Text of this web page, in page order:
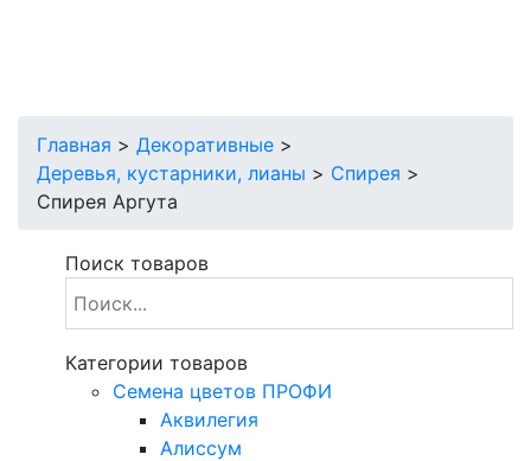
Главная > Декоративные >
Деревья, кустарники, лианы > Спирея >
Спирея Аргута
Поиск товаров
Категории товаров
Cемена цветов ПРОФИ
Аквилегия
Алиссум